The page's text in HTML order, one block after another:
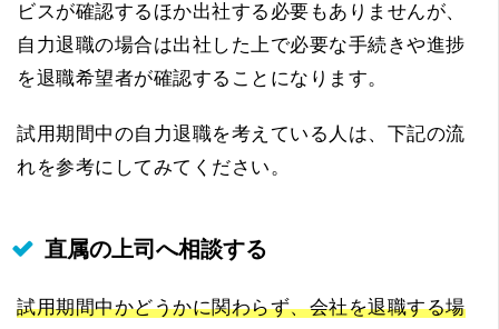
ビスが確認するほか出社する必要もありませんが、
自力退職の場合は出社した上で必要な手続きや進捗
を退職希望者が確認することになります。
試用期間中の自力退職を考えている人は、下記の流
れを参考にしてみてください。
直属の上司へ相談する
試用期間中かどうかに関わらず、会社を退職する場